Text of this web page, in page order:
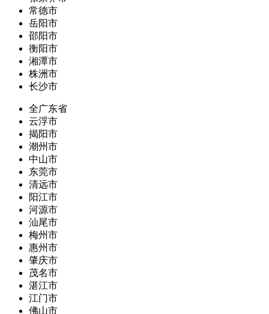
常德市
岳阳市
邵阳市
衡阳市
湘潭市
株洲市
长沙市
全广东省
云浮市
揭阳市
潮州市
中山市
东莞市
清远市
阳江市
河源市
汕尾市
梅州市
惠州市
肇庆市
茂名市
湛江市
江门市
佛山市